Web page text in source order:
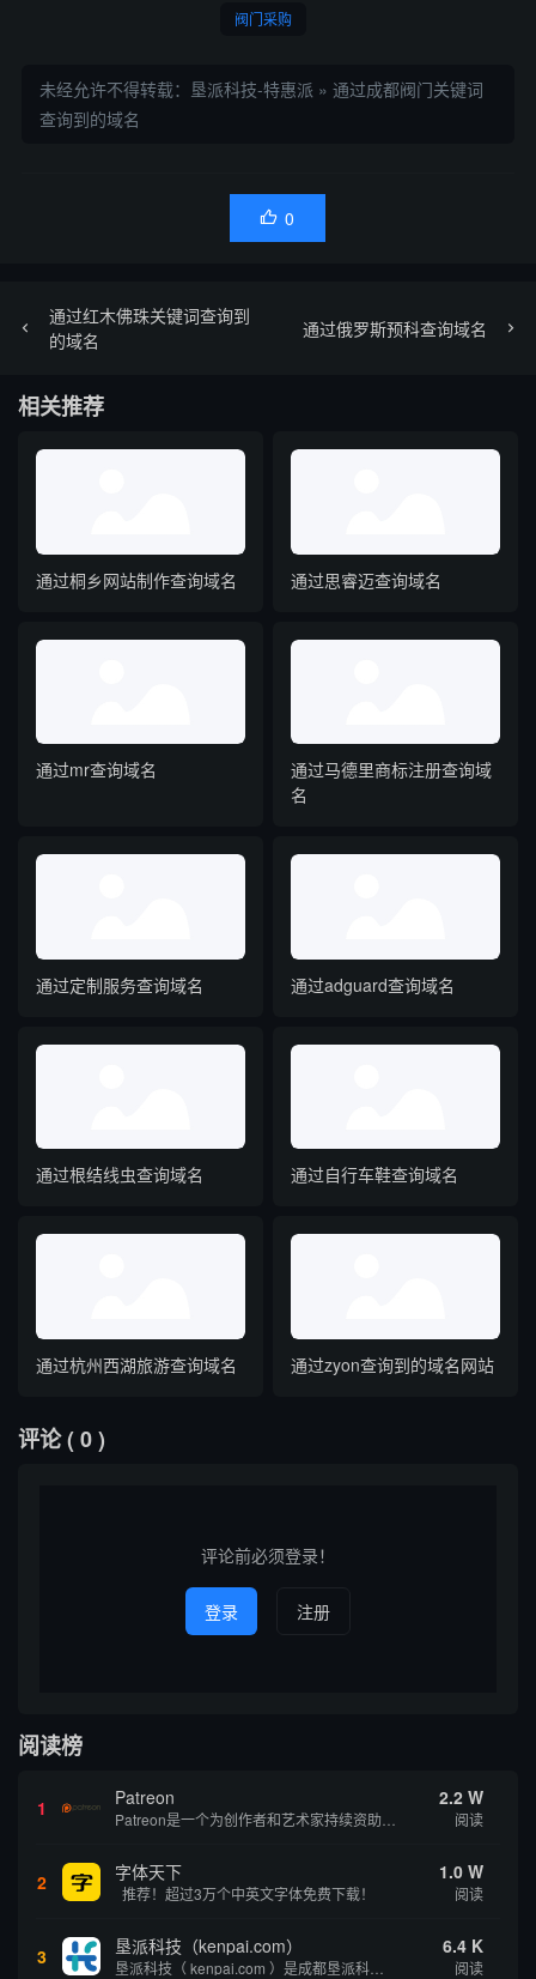
阀门采购
未经允许不得转载： 垦派科技-特惠派 » 通过成都阀门关键词
查询到的域名
 0
通过红木佛珠关键词查询到
的域名
通过俄罗斯预科查询域名
相关推荐
通过桐乡网站制作查询域名 通过思睿迈查询域名
通过mr查询域名
通过马德里商标注册查询域
名
通过定制服务查询域名 通过adguard查询域名
通过根结线虫查询域名 通过自行车鞋查询域名
通过杭州西湖旅游查询域名 通过zyon查询到的域名网站
评论( 0 )
评论前必须登录！
登录 注册
阅读榜
1 Patreon 2.2 W
阅读
2 字体天下
推荐！超过3万个中英文字体免费下载！
1.0 W
阅读
3 垦派科技（kenpai.com） 6.4 K
阅读